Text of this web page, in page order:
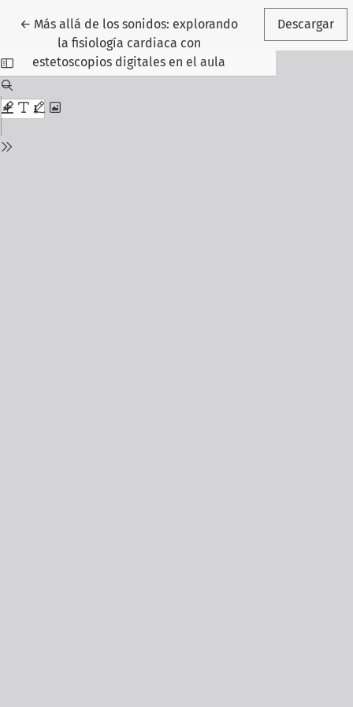
← Volver a los detalles del artículo
Más allá de los sonidos: explorando
la fisiología cardiaca con
estetoscopios digitales en el aula
Descargar